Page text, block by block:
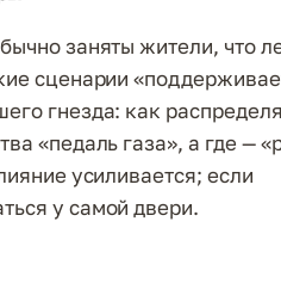
заняты жители, что
сценарии
гнезда: как
«педаль газа», а где —
усиливается; если
у самой двери.